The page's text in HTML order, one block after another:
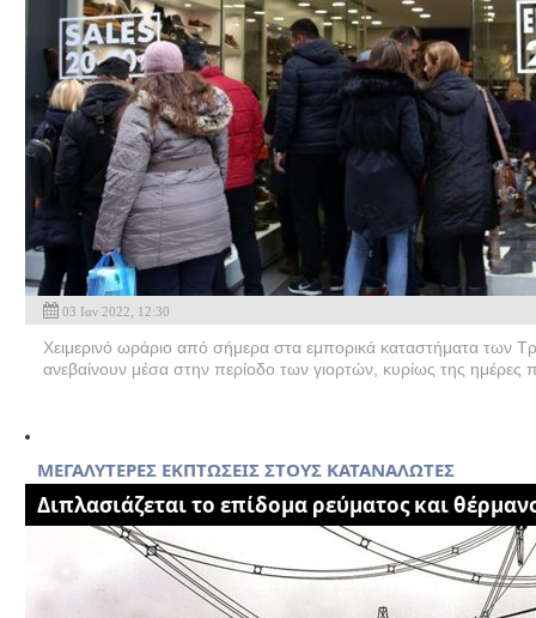
03 Ιαν 2022, 12:30
Χειμερινό ωράριο από σήμερα στα εμπορικά καταστήματα των
ανεβαίνουν μέσα στην περίοδο των γιορτών, κυρίως της ημέρες
MEΓΑΛΥΤΕΡΕΣ ΕΚΠΤΩΣΕΙΣ ΣΤΟΥΣ ΚΑΤΑΝΑΛΩΤΕΣ
Διπλασιάζεται το επίδομα ρεύματος και